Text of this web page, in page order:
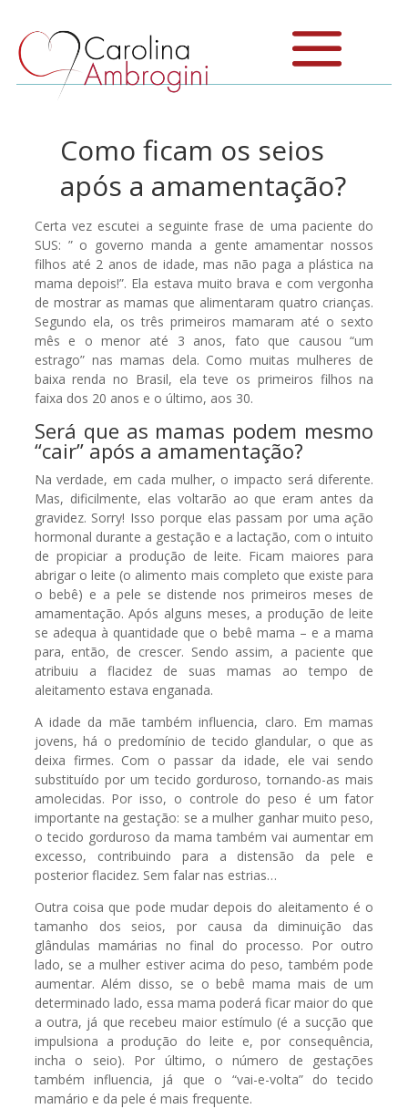
Como ficam os seios
após a amamentação?
Certa vez escutei a seguinte frase de uma paciente do
SUS: ” o governo manda a gente amamentar nossos
filhos até 2 anos de idade, mas não paga a plástica na
mama depois!”. Ela estava muito brava e com vergonha
de mostrar as mamas que alimentaram quatro crianças.
Segundo ela, os três primeiros mamaram até o sexto
mês e o menor até 3 anos, fato que causou “um
estrago” nas mamas dela. Como muitas mulheres de
baixa renda no Brasil, ela teve os primeiros filhos na
faixa dos 20 anos e o último, aos 30.
Será que as mamas podem mesmo
“cair” após a amamentação?
Na verdade, em cada mulher, o impacto será diferente.
Mas, dificilmente, elas voltarão ao que eram antes da
gravidez. Sorry! Isso porque elas passam por uma ação
hormonal durante a gestação e a lactação, com o intuito
de propiciar a produção de leite. Ficam maiores para
abrigar o leite (o alimento mais completo que existe para
o bebê) e a pele se distende nos primeiros meses de
amamentação. Após alguns meses, a produção de leite
se adequa à quantidade que o bebê mama – e a mama
para, então, de crescer. Sendo assim, a paciente que
atribuiu a flacidez de suas mamas ao tempo de
aleitamento estava enganada.
A idade da mãe também influencia, claro. Em mamas
jovens, há o predomínio de tecido glandular, o que as
deixa firmes. Com o passar da idade, ele vai sendo
substituído por um tecido gorduroso, tornando-as mais
amolecidas. Por isso, o controle do peso é um fator
importante na gestação: se a mulher ganhar muito peso,
o tecido gorduroso da mama também vai aumentar em
excesso, contribuindo para a distensão da pele e
posterior flacidez. Sem falar nas estrias…
Outra coisa que pode mudar depois do aleitamento é o
tamanho dos seios, por causa da diminuição das
glândulas mamárias no final do processo. Por outro
lado, se a mulher estiver acima do peso, também pode
aumentar. Além disso, se o bebê mama mais de um
determinado lado, essa mama poderá ficar maior do que
a outra, já que recebeu maior estímulo (é a sucção que
impulsiona a produção do leite e, por consequência,
incha o seio). Por último, o número de gestações
também influencia, já que o “vai-e-volta” do tecido
mamário e da pele é mais frequente.